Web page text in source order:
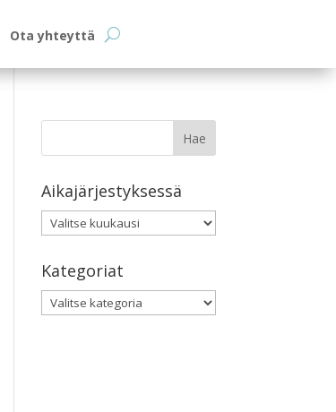
Ota yhteyttä
Aikajärjestyksessä
Aikajärjestyksessä
Kategoriat
Kategoriat